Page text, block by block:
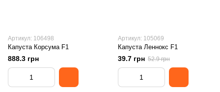
Артикул: 106498
Капуста Корсума F1
888.3 грн
Артикул: 105069
Капуста Леннокс F1
39.7 грн 52.9 грн